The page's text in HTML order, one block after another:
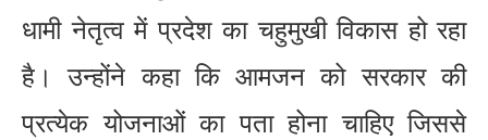
धामी नेतृत्व में प्रदेश का चहुमुखी विकास हो रहा
है। उन्होंने कहा कि आमजन को सरकार की
प्रत्येक योजनाओं का पता होना चाहिए जिससे